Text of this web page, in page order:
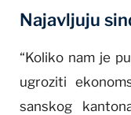
Najavljuju
“Koliko nam je
ugroziti
sanskog